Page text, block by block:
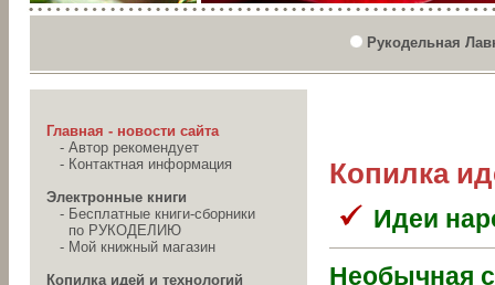
Рукодельная
Главная - новости сайта
- Автор рекомендует
- Контактная информация
Электронные книги
- Бесплатные книги-сборники
по РУКОДЕЛИЮ
- Мой книжный магазин
Копилка идей и технологий
Копилка
Идеи
Необычная